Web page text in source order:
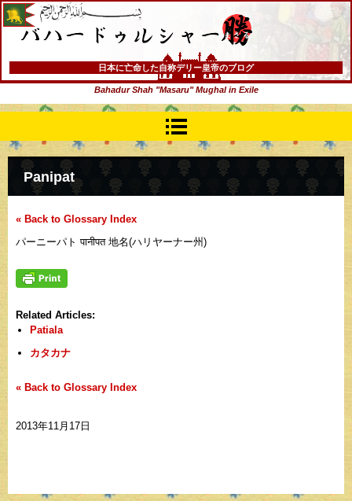
バハードゥルシャー勝(まさる)
日本に亡命した自称デリー皇帝のブログ
Bahadur Shah "Masaru" Mughal in Exile
Panipat
« Back to Glossary Index
パーニーパト पानीपत 地名(ハリヤーナー州)
Related Articles:
Patiala
カタカナ
« Back to Glossary Index
2013年11月17日